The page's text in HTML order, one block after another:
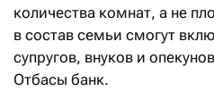
количества комнат, а не
в состав семьи смогут
супругов, внуков и
Отбасы банк.